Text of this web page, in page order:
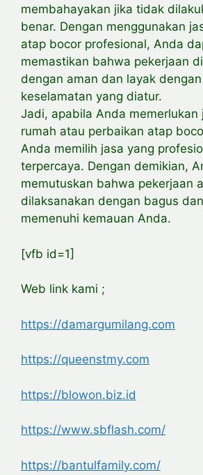
membahayakan jika tidak
benar. Dengan menggunakan
atap bocor profesional, Anda
memastikan bahwa pekerjaan
dengan aman dan layak
keselamatan yang diatur.
Jadi, apabila Anda memerlukan
rumah atau perbaikan atap
Anda memilih jasa yang
terpercaya. Dengan demikian,
memutuskan bahwa pekerjaan
dilaksanakan dengan bagus
memenuhi kemauan Anda.
[vfb id=1]
Web link kami ;
https://damargumilang.com
https://queenstmy.com
https://blowon.biz.id
https://www.sbflash.com/
https://bantulfamily.com/